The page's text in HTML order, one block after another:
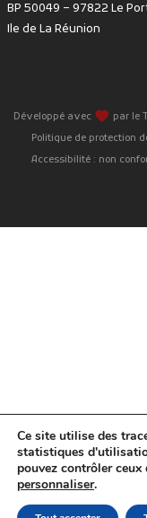
BP 50049 – 97822 Le
Ile de La Réunion
Développé avec favorite par le
Politique de protection
Accessibilité : non
Ce site utilise des
statistiques
pouvez contrôler
personnaliser.